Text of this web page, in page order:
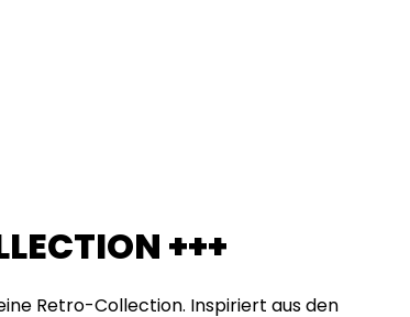
+++
Retro-Collection. Inspiriert aus den